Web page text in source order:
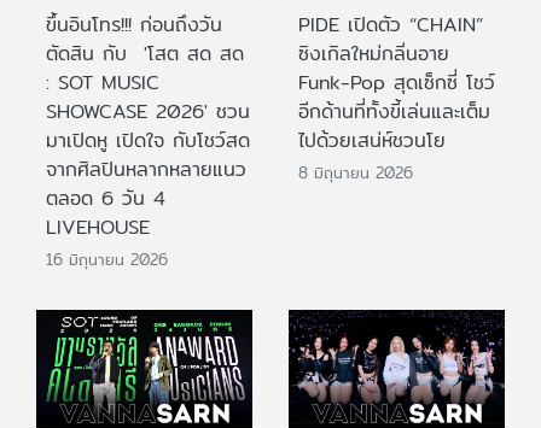
ขึ้นอินโทร!!! ก่อนถึงวัน
ตัดสิน กับ 'โสต สด สด
: SOT MUSIC
SHOWCASE 2026' ชวน
มาเปิดหู เปิดใจ กับโชว์สด
จากศิลปินหลากหลายแนว
ตลอด 6 วัน 4
LIVEHOUSE
16 มิถุนายน 2026
PIDE เปิดตัว “CHAIN”
ซิงเกิลใหม่กลิ่นอาย
Funk-Pop สุดเซ็กซี่ โชว์
อีกด้านที่ทั้งขี้เล่นและเต็ม
ไปด้วยเสน่ห์ชวนโย
8 มิถุนายน 2026